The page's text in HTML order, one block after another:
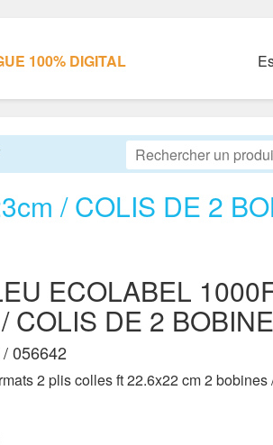
100% DIGITAL
/ COLIS DE 2
ECOLABEL
COLIS DE 2
056642
2 plis colles ft 22.6x22 cm 2 bobines